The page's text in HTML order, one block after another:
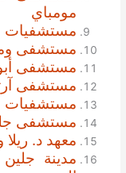
مومباي
مستشفيات
مستشفى
مستشفى
مستشفى
مستشفيات
مستشفى
معهد د.
مدينة جلين